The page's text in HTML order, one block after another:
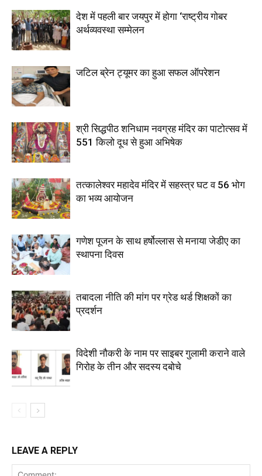
देश में पहली बार जयपुर में होगा ‘राष्ट्रीय गोबर
अर्थव्यवस्था सम्मेलन
जटिल ब्रेन ट्यूमर का हुआ सफल ऑपरेशन
श्री सिद्धपीठ शनिधाम नवग्रह मंदिर का पाटोत्सव में
551 किलो दूध से हुआ अभिषेक
तत्कालेश्वर महादेव मंदिर में सहस्त्र घट व 56 भोग
का भव्य आयोजन
गणेश पूजन के साथ हर्षोल्लास से मनाया जेडीए का
स्थापना दिवस
तबादला नीति की मांग पर ग्रेड थर्ड शिक्षकों का
प्रदर्शन
विदेशी नौकरी के नाम पर साइबर गुलामी कराने वाले
गिरोह के तीन और सदस्य दबोचे
LEAVE A REPLY